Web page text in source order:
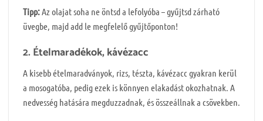
Tipp:Az olajat soha ne öntsd a lefolyóba – gyűjtsd zárható
üvegbe, majd add le megfelelő gyűjtőponton!
2. Ételmaradékok, kávézacc
A kisebb ételmaradványok, rizs, tészta, kávézacc gyakran kerül
a mosogatóba, pedig ezek is könnyen elakadást okozhatnak. A
nedvesség hatására megduzzadnak, és összeállnak a csövekben.